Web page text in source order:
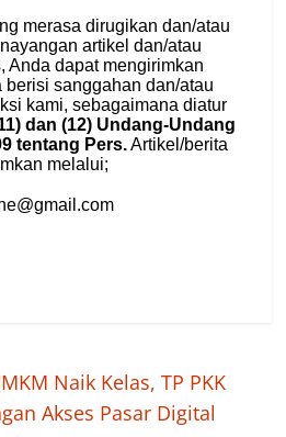
Naik Kelas, TP PKK
Akses Pasar Digital